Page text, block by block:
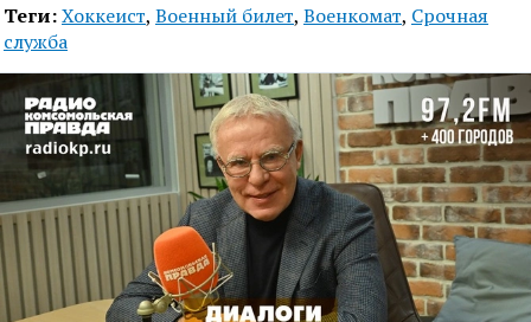
Теги:Хоккеист, Военный билет, Военкомат, Срочная
служба